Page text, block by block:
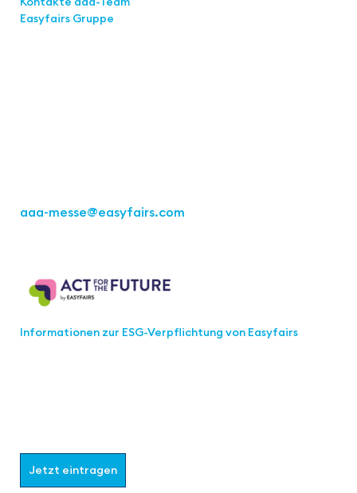
Easyfairs Gruppe
aaa-messe@easyfairs.com
Informationen zur ESG-Verpflichtung von Easyfairs
Jetzt eintragen